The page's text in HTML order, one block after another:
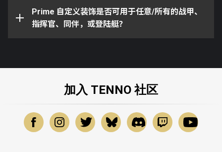
Prime 自定义装饰是否可用于任意/所有的战甲、
指挥官、同伴，或登陆艇？
Xiphos
加入 TENNO 社区